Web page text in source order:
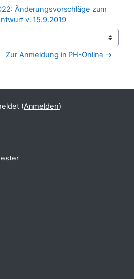
Änderungsvorschläge zum
v. 15.9.2019
Zur Anmeldung in PH-Online →
(Anmelden)